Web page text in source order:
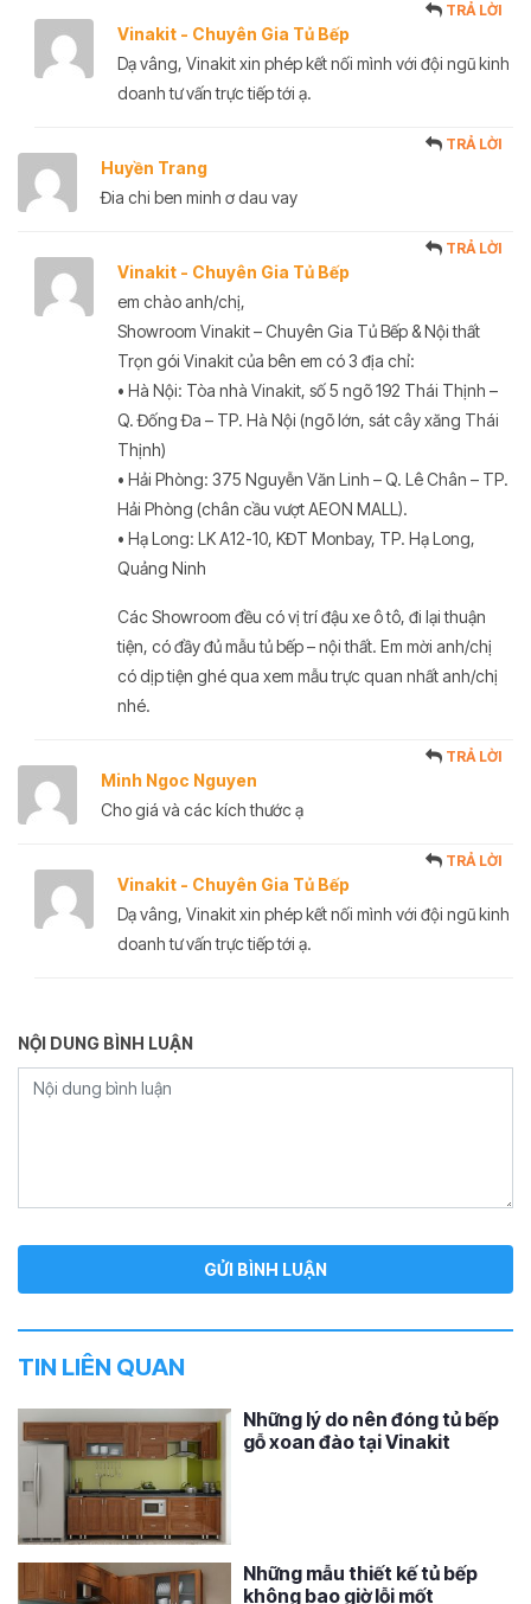
Vinakit - Chuyên Gia Tủ Bếp
TRẢ LỜI
Dạ vâng, Vinakit xin phép kết nối mình với đội ngũ kinh
doanh tư vấn trực tiếp tới ạ.
Huyền Trang
TRẢ LỜI
Đia chi ben minh ơ dau vay
Vinakit - Chuyên Gia Tủ Bếp
TRẢ LỜI
em chào anh/chị,
Showroom Vinakit – Chuyên Gia Tủ Bếp & Nội thất
Trọn gói Vinakit của bên em có 3 địa chỉ:
• Hà Nội: Tòa nhà Vinakit, số 5 ngõ 192 Thái Thịnh –
Q. Đống Đa – TP. Hà Nội (ngõ lớn, sát cây xăng Thái
Thịnh)
• Hải Phòng: 375 Nguyễn Văn Linh – Q. Lê Chân – TP.
Hải Phòng (chân cầu vượt AEON MALL).
• Hạ Long: LK A12-10, KĐT Monbay, TP. Hạ Long,
Quảng Ninh
Các Showroom đều có vị trí đậu xe ô tô, đi lại thuận
tiện, có đầy đủ mẫu tủ bếp – nội thất. Em mời anh/chị
có dịp tiện ghé qua xem mẫu trực quan nhất anh/chị
nhé.
Minh Ngoc Nguyen
TRẢ LỜI
Cho giá và các kích thước ạ
Vinakit - Chuyên Gia Tủ Bếp
TRẢ LỜI
Dạ vâng, Vinakit xin phép kết nối mình với đội ngũ kinh
doanh tư vấn trực tiếp tới ạ.
NỘI DUNG BÌNH LUẬN
TIN LIÊN QUAN
Những lý do nên đóng tủ bếp
gỗ xoan đào tại Vinakit
Những mẫu thiết kế tủ bếp
không bao giờ lỗi mốt